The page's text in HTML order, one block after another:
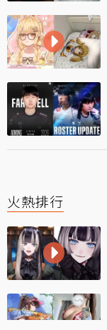
火熱排行